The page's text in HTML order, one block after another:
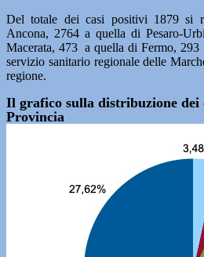
Del totale dei casi positivi 1879 si
Ancona, 2764 a quella di Pesaro-
Macerata, 473 a quella di Fermo,
servizio sanitario regionale delle
regione.
Il grafico sulla distribuzione dei
Provincia